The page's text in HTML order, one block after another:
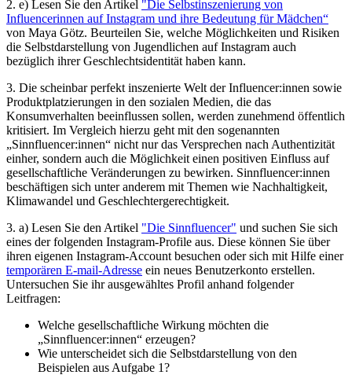
2. e) Lesen Sie den Artikel "Die Selbstinszenierung von
Influencerinnen auf Instagram und ihre Bedeutung für Mädchen“
von Maya Götz. Beurteilen Sie, welche Möglichkeiten und Risiken
die Selbstdarstellung von Jugendlichen auf Instagram auch
bezüglich ihrer Geschlechtsidentität haben kann.
3. Die scheinbar perfekt inszenierte Welt der Influencer:innen sowie
Produktplatzierungen in den sozialen Medien, die das
Konsumverhalten beeinflussen sollen, werden zunehmend öffentlich
kritisiert. Im Vergleich hierzu geht mit den sogenannten
„Sinnfluencer:innen“ nicht nur das Versprechen nach Authentizität
einher, sondern auch die Möglichkeit einen positiven Einfluss auf
gesellschaftliche Veränderungen zu bewirken. Sinnfluencer:innen
beschäftigen sich unter anderem mit Themen wie Nachhaltigkeit,
Klimawandel und Geschlechtergerechtigkeit.
3. a) Lesen Sie den Artikel "Die Sinnfluencer" und suchen Sie sich
eines der folgenden Instagram-Profile aus. Diese können Sie über
ihren eigenen Instagram-Account besuchen oder sich mit Hilfe einer
temporären E-mail-Adresse ein neues Benutzerkonto erstellen.
Untersuchen Sie ihr ausgewähltes Profil anhand folgender
Leitfragen:
Welche gesellschaftliche Wirkung möchten die
„Sinnfluencer:innen“ erzeugen?
Wie unterscheidet sich die Selbstdarstellung von den
Beispielen aus Aufgabe 1?